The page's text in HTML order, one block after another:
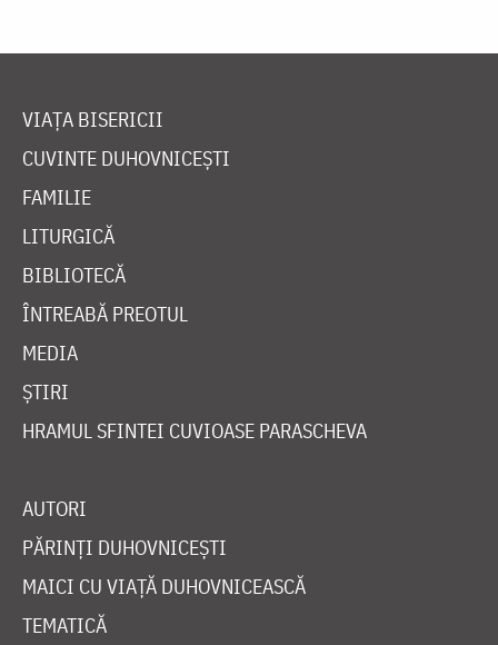
VIAȚA BISERICII
CUVINTE DUHOVNICEȘTI
FAMILIE
LITURGICĂ
BIBLIOTECĂ
ÎNTREABĂ PREOTUL
MEDIA
ȘTIRI
HRAMUL SFINTEI CUVIOASE PARASCHEVA
AUTORI
PĂRINȚI DUHOVNICEȘTI
MAICI CU VIAȚĂ DUHOVNICEASCĂ
TEMATICĂ